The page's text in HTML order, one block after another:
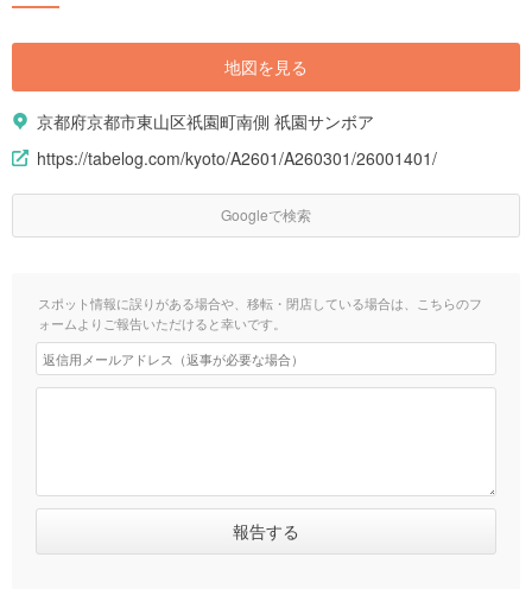
地図を見る
京都府京都市東山区祇園町南側 祇園サンボア
https://tabelog.com/kyoto/A2601/A260301/26001401/
Googleで検索
スポット情報に誤りがある場合や、移転・閉店している場合は、こちらのフ
ォームよりご報告いただけると幸いです。